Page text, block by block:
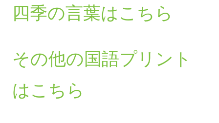
四季の言葉はこちら
その他の国語プリント
はこちら